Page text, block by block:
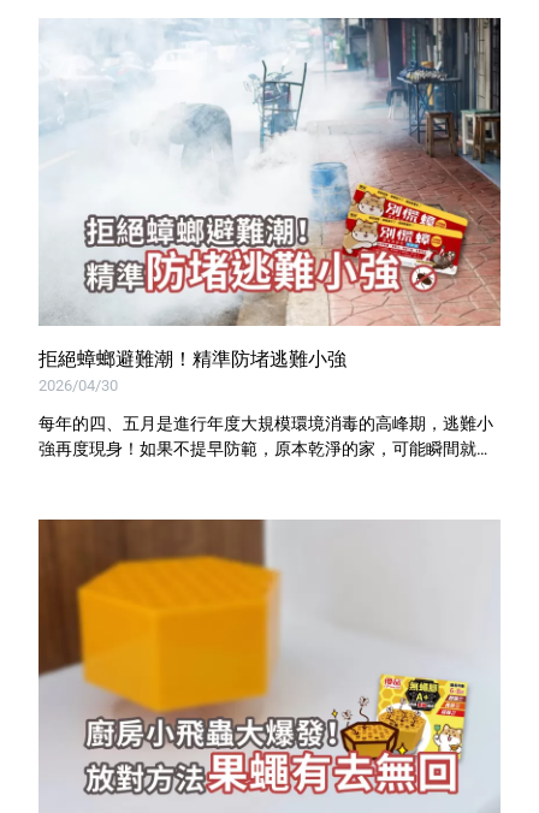
拒絕蟑螂避難潮！精準防堵逃難小強
2026/04/30
每年的四、五月是進行年度大規模環境消毒的高峰期，逃難小
強再度現身！如果不提早防範，原本乾淨的家，可能瞬間就成